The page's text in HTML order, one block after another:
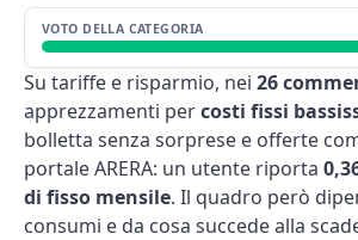
VOTO DELLA CATEGORIA
Su tariffe e risparmio, nei 26
apprezzamenti percosti fissi
bolletta senza sorprese e offerte
portale ARERA: un utente riporta
di fisso mensile. Il quadro però
consumi e da cosa succede alla